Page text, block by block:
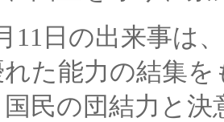
11日の出来事は
れた能力の結集
国民の団結力と